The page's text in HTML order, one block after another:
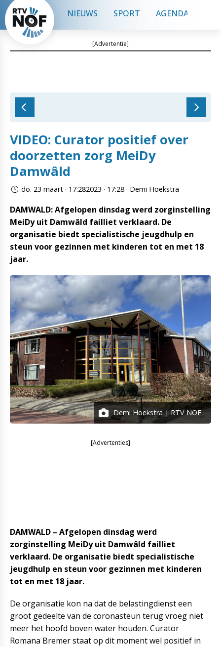
NIEUWS SPORT AGENDA
[Advertentie]
VIDEO: Curator positief over
doorzetten zorg MeiDy
Damwâld
do. 23 maart · 17:282023 · 17:28 · Demi Hoekstra
DAMWALD: Afgelopen dinsdag werd zorginstelling
MeiDy uit Damwâld failliet verklaard. De
organisatie biedt specialistische jeugdhulp en
steun voor gezinnen met kinderen tot en met 18
jaar.
Demi Hoekstra | RTV NOF
[Advertenties]
DAMWALD – Afgelopen dinsdag werd
zorginstelling MeiDy uit Damwâld failliet
verklaard. De organisatie biedt specialistische
jeugdhulp en steun voor gezinnen met kinderen
tot en met 18 jaar.
De organisatie kon na dat de belastingdienst een
groot gedeelte van de coronasteun terug vroeg niet
meer het hoofd boven water houden. Curator
Romana Bremer staat op dit moment wel positief in